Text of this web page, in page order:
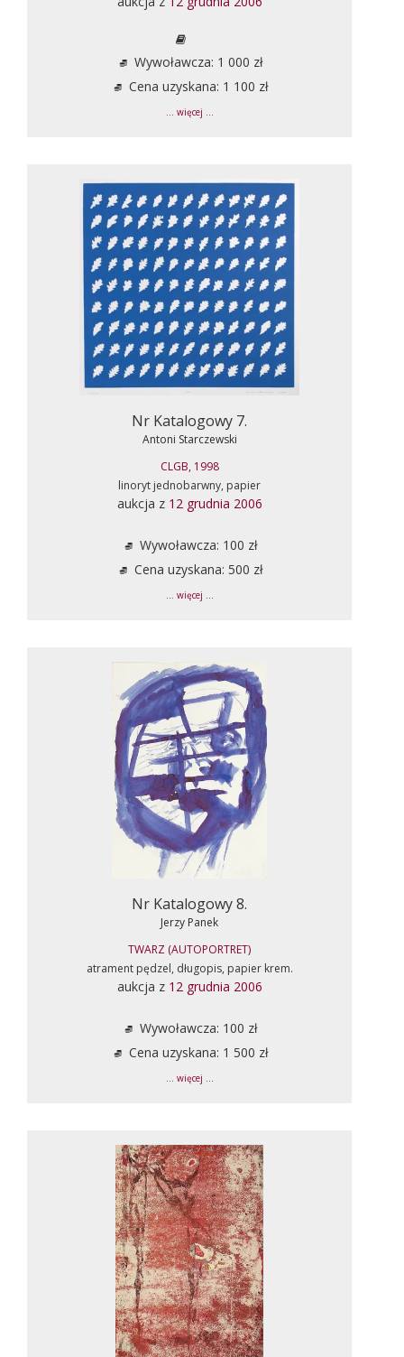
Wywoławcza: 1 000 zł
Cena uzyskana: 1 100 zł
... więcej ...
Nr Katalogowy 7.
Antoni Starczewski
CLGB, 1998
linoryt jednobarwny, papier
aukcja z 12 grudnia 2006
Wywoławcza: 100 zł
Cena uzyskana: 500 zł
... więcej ...
Nr Katalogowy 8.
Jerzy Panek
TWARZ (AUTOPORTRET)
atrament pędzel, długopis, papier krem.
aukcja z 12 grudnia 2006
Wywoławcza: 100 zł
Cena uzyskana: 1 500 zł
... więcej ...